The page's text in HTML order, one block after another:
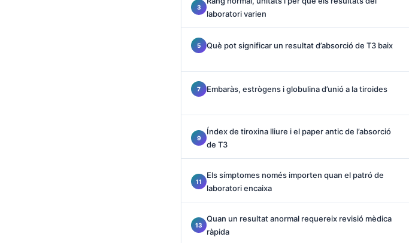
laboratori varien
Què pot significar un resultat d’absorció de T3 baix
Embaràs, estrògens i globulina d’unió a la tiroides
Índex de tiroxina lliure i el paper antic de l’absorció
de T3
Els símptomes només importen quan el patró de
laboratori encaixa
Quan un resultat anormal requereix revisió mèdica
ràpida